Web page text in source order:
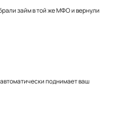
займ в той же МФО и вернули
поднимает ваш